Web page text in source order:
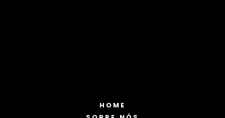
HOME